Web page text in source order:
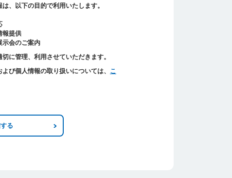
、以下の目的で利用いたします。
報提供
示会のご案内
に管理、利用させていただきます。
び個人情報の取り扱いについては、 こ